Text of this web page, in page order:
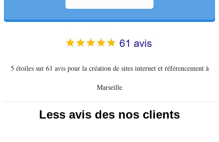
5 étoiles sur 61 avis pour la création de sites internet et référencement à
Marseille
Less avis des nos clients